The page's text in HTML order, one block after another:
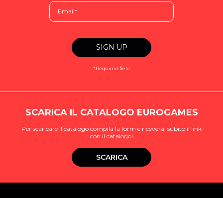
*Required field
SCARICA IL CATALOGO EUROGAMES
Per scaricare il catalogo compila la form e riceverai subito il link
con il catalogo!
SCARICA